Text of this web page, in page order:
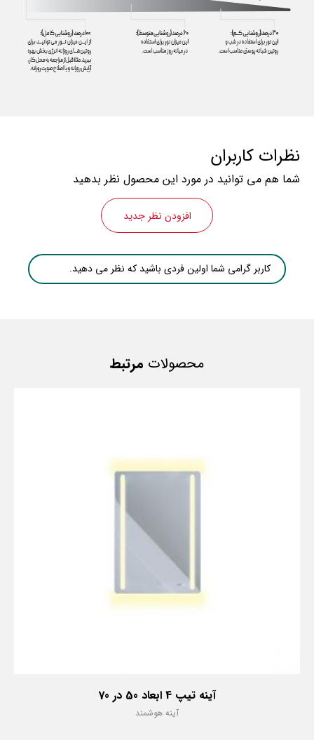
نظرات کاربران
شما هم می توانید در مورد این محصول نظر بدهید
افزودن نظر جدید
کاربر گرامی شما اولین فردی باشید که نظر می دهید.
محصولات مرتبط
آینه تیپ 4 ابعاد 50 در 70
آینه هوشمند